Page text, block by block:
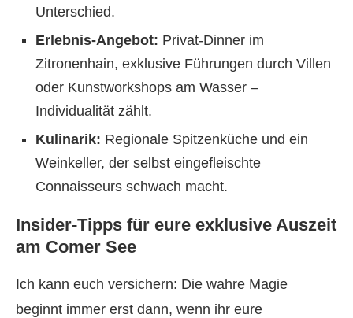
Unterschied.
Erlebnis-Angebot: Privat-Dinner im
Zitronenhain, exklusive Führungen durch Villen
oder Kunstworkshops am Wasser –
Individualität zählt.
Kulinarik: Regionale Spitzenküche und ein
Weinkeller, der selbst eingefleischte
Connaisseurs schwach macht.
Insider-Tipps für eure exklusive Auszeit
am Comer See
Ich kann euch versichern: Die wahre Magie
beginnt immer erst dann, wenn ihr eure